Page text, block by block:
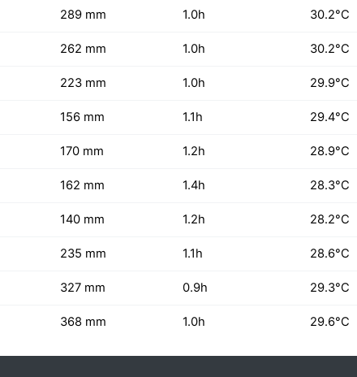
289 mm 1.0h 30.2°C
262 mm 1.0h 30.2°C
223 mm 1.0h 29.9°C
156 mm 1.1h 29.4°C
170 mm 1.2h 28.9°C
162 mm 1.4h 28.3°C
140 mm 1.2h 28.2°C
235 mm 1.1h 28.6°C
327 mm 0.9h 29.3°C
368 mm 1.0h 29.6°C